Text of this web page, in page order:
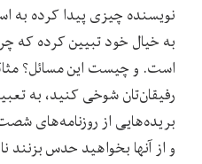
نویسنده چیزی پیدا کرده به
به خیال خود تبیین کرده که
است. و چیست این مسائل؟
رفیقان‌تان شوخی کنید، به
بریده‌هایی از روزنامه‌های
و از آنها بخواهید حدس